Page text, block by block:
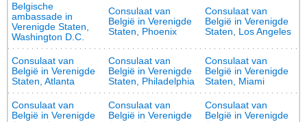
Belgische
ambassade in
Verenigde Staten,
Washington D.C.
Consulaat van
België in Verenigde
Staten, Phoenix
Consulaat van
België in Verenigde
Staten, Los Angeles
Consulaat van
België in Verenigde
Staten, Atlanta
Consulaat van
België in Verenigde
Staten, Philadelphia
Consulaat van
België in Verenigde
Staten, Miami
Consulaat van
België in Verenigde
Consulaat van
België in Verenigde
Consulaat van
België in Verenigde